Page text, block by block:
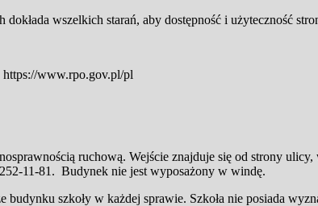
wszelkich starań, aby dostępność i użyteczność
www.rpo.gov.pl/pl
ruchową. Wejście znajduje się od strony
11-81. Budynek nie jest wyposażony w windę.
szkoły w każdej sprawie. Szkoła nie posiada